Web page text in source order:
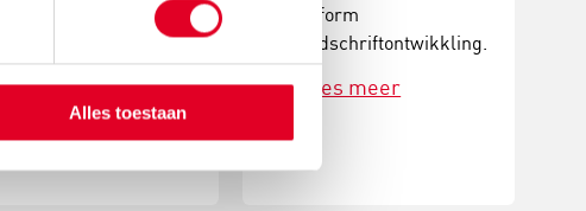
Alles toestaan
Meester Sander en juf
Lees meer
Platform
Handschriftontwikkling.
Lees meer